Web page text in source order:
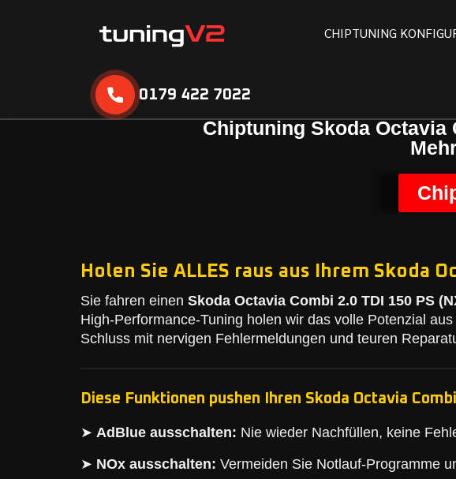
CHIPTUNING KONFIGU
0179 422 7022
Chiptuning Skoda Octavia
Holen Sie ALLES raus aus Ihrem Skoda
Sie fahren einen Skoda Octavia Combi 2.0 TDI 150 PS
High-Performance-Tuning holen wir das volle Potenzial
Schluss mit nervigen Fehlermeldungen und teuren
Diese Funktionen pushen Ihren Skoda Octavia
➤ AdBlue ausschalten: Nie wieder Nachfüllen, keine
➤ NOx ausschalten: Vermeiden Sie Notlauf-Programme